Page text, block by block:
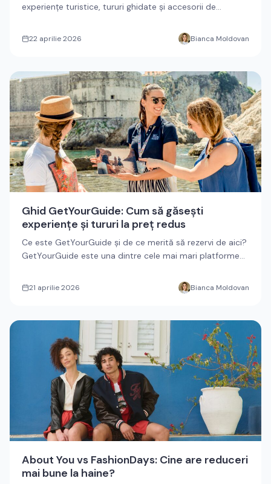
experiențe turistice, tururi ghidate și accesorii de
22 aprilie 2026 Bianca Moldovan
Ghid GetYourGuide: Cum să găsești
experiențe și tururi la preț redus
Ce este GetYourGuide și de ce merită să rezervi de aici?
GetYourGuide este una dintre cele mai mari platforme
21 aprilie 2026 Bianca Moldovan
About You vs FashionDays: Cine are reduceri
mai bune la haine?